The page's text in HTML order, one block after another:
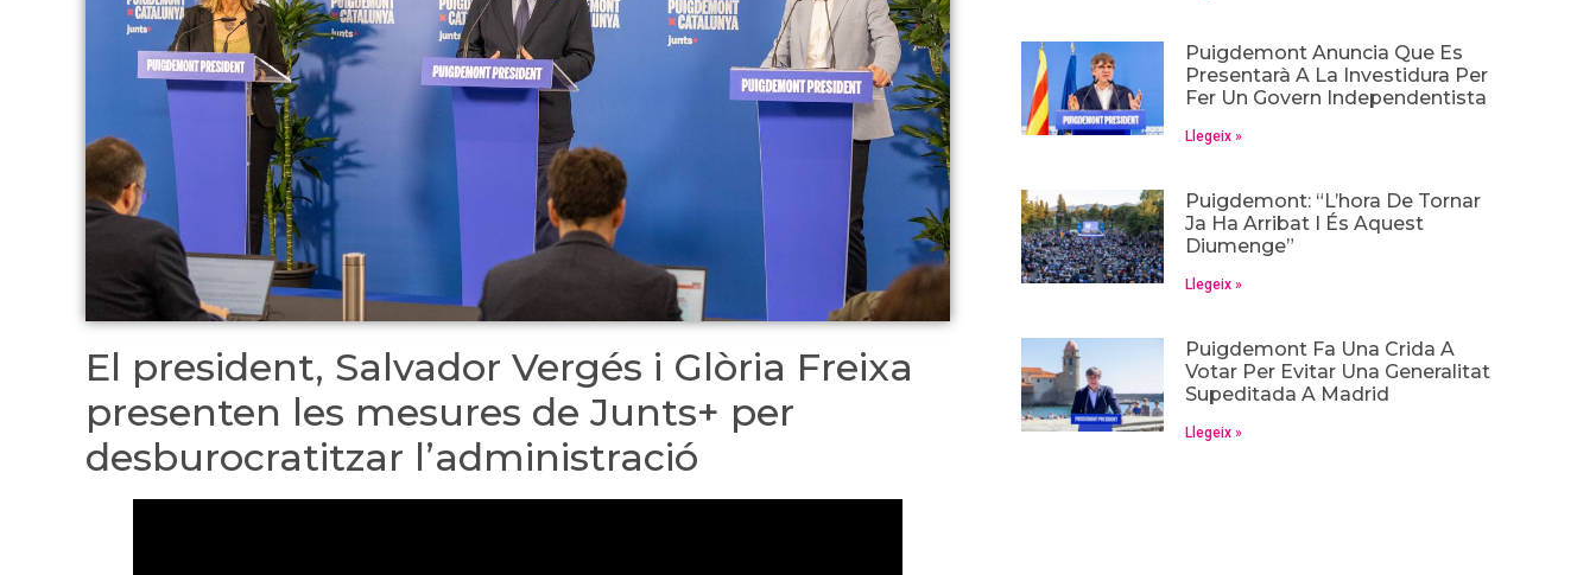
El president, Salvador Vergés i Glòria Freixa
presenten les mesures de Junts+ per
desburocratitzar l’administració
Puigdemont Anuncia Que Es
Presentarà A La Investidura Per
Fer Un Govern Independentista
Llegeix »
Puigdemont: “L’hora De Tornar
Ja Ha Arribat I És Aquest
Diumenge”
Llegeix »
Puigdemont Fa Una Crida A
Votar Per Evitar Una Generalitat
Supeditada A Madrid
Llegeix »